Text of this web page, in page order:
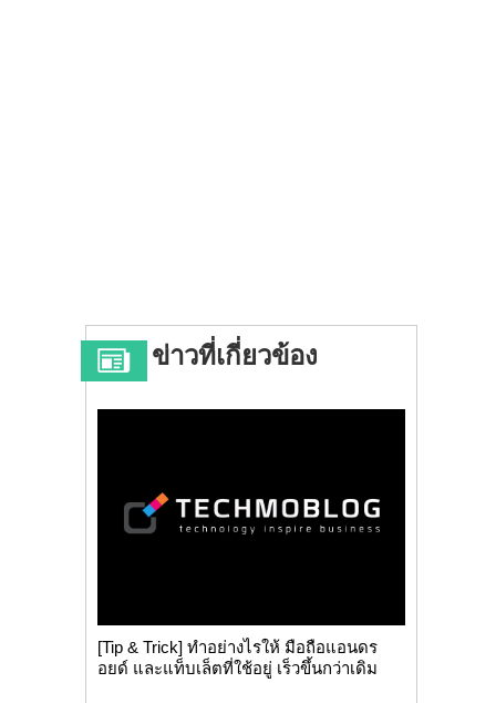
ข่าวที่เกี่ยวข้อง
[Tip & Trick] ทำอย่างไรให้ มือถือแอนดร
อยด์ และแท็บเล็ตที่ใช้อยู่ เร็วขึ้นกว่าเดิม